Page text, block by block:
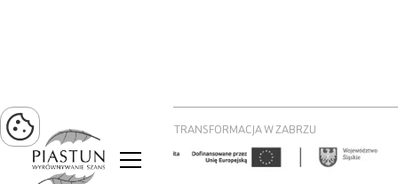
PROJEKT ZIELONA TRANSFORMACJA W ZABRZU